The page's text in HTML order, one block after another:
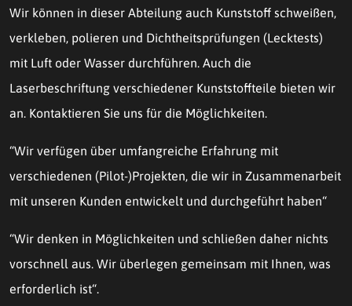
Wir können in dieser Abteilung auch Kunststoff schweißen,
verkleben, polieren und Dichtheitsprüfungen (Lecktests)
mit Luft oder Wasser durchführen. Auch die
Laserbeschriftung verschiedener Kunststoffteile bieten wir
an. Kontaktieren Sie uns für die Möglichkeiten.
“Wir verfügen über umfangreiche Erfahrung mit
verschiedenen (Pilot-)Projekten, die wir in Zusammenarbeit
mit unseren Kunden entwickelt und durchgeführt haben“
“Wir denken in Möglichkeiten und schließen daher nichts
vorschnell aus. Wir überlegen gemeinsam mit Ihnen, was
erforderlich ist“.